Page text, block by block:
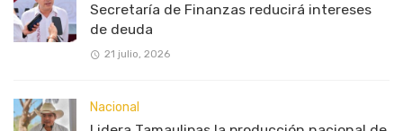
Secretaría de Finanzas reducirá intereses
de deuda
21 julio, 2026
Nacional